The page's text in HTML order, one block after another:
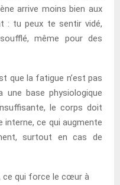
arrive moins bien aux
: tu peux te sentir vidé,
même pour des
que la fatigue n’est pas
une base physiologique
le corps doit
interne, ce qui augmente
surtout en cas de
ce qui force le cœur à